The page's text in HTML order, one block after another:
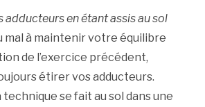
adducteurs en étant assis au sol
mal à maintenir votre équilibre
de l’exercice précédent,
étirer vos adducteurs.
se fait au sol dans une